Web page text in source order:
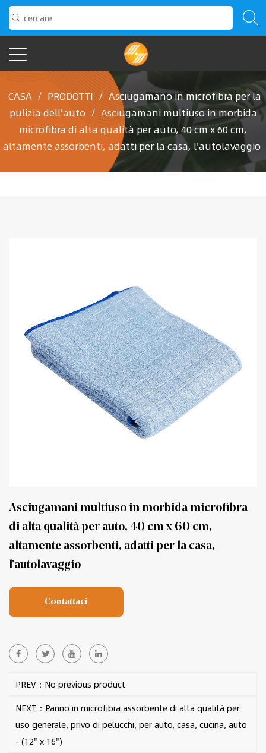
CASA / PRODOTTI / Asciugamano in microfibra per la
pulizia dell'auto / Asciugamani multiuso in morbida
microfibra di alta qualità per auto, 40 cm x 60 cm,
altamente assorbenti, adatti per la casa, l'autolavaggio
Asciugamani multiuso in morbida microfibra
di alta qualità per auto, 40 cm x 60 cm,
altamente assorbenti, adatti per la casa,
l'autolavaggio
Contattaci
PREV：No previous product
NEXT：Panno in microfibra assorbente di alta qualità per
uso generale, privo di pelucchi, per auto, casa, cucina, auto
- (12" x 16")